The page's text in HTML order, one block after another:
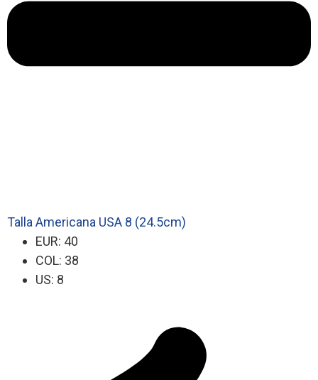
Talla Americana USA 8 (24.5cm)
EUR: 40
COL: 38
US: 8